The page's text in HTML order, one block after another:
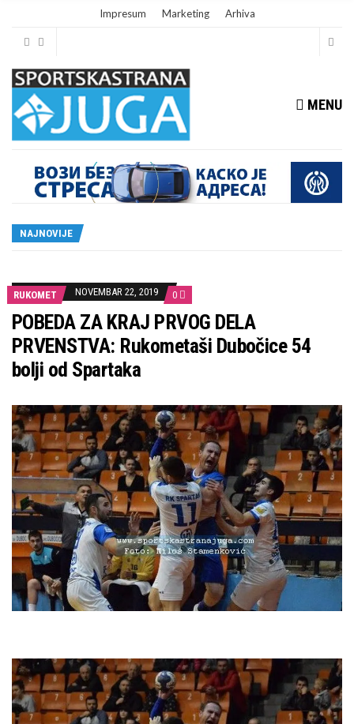
Impresum Marketing Arhiva
MENU
NAJNOVIJE
RUKOMET NOVEMBAR 22, 2019 0
POBEDA ZA KRAJ PRVOG DELA
PRVENSTVA: Rukometaši Dubočice 54
bolji od Spartaka